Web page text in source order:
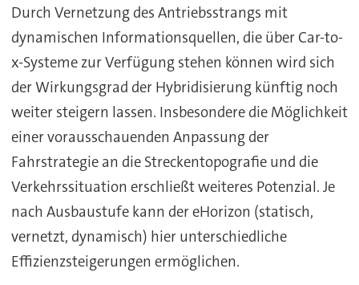
Durch Vernetzung des Antriebsstrangs mit
dynamischen Informationsquellen, die über Car-to-
x-Systeme zur Verfügung stehen können wird sich
der Wirkungsgrad der Hybridisierung künftig noch
weiter steigern lassen. Insbesondere die Möglichkeit
einer vorausschauenden Anpassung der
Fahrstrategie an die Streckentopografie und die
Verkehrssituation erschließt weiteres Potenzial. Je
nach Ausbaustufe kann der eHorizon (statisch,
vernetzt, dynamisch) hier unterschiedliche
Effizienzsteigerungen ermöglichen.